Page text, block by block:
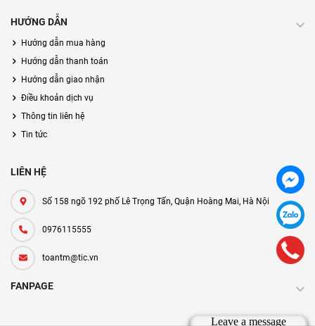
HƯỚNG DẪN
Hướng dẫn mua hàng
Hướng dẫn thanh toán
Hướng dẫn giao nhận
Điều khoản dịch vụ
Thông tin liên hệ
Tin tức
LIÊN HỆ
Số 158 ngõ 192 phố Lê Trọng Tấn, Quận Hoàng Mai, Hà Nội
0976115555
toantm@tic.vn
FANPAGE